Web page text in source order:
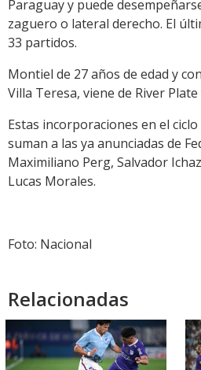
Paraguay y puede
zaguero o lateral derecho. El
33 partidos.
Montiel de 27 años de edad y
Villa Teresa, viene de River
Estas incorporaciones en el
suman a las ya anunciadas de
Maximiliano Perg, Salvador
Lucas Morales.
Foto: Nacional
Relacionadas